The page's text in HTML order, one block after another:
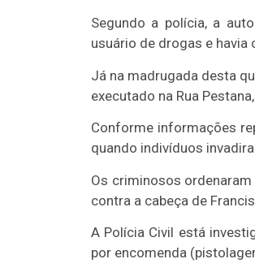
Segundo a polícia, a
usuário de drogas e havia
Já na madrugada desta
executado na Rua
Conforme informações
quando indivíduos
Os criminosos
contra a cabeça de
A Polícia Civil está
por encomenda